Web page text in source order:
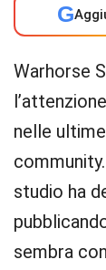
G
Warhorse
nelle
studio ha
sembra